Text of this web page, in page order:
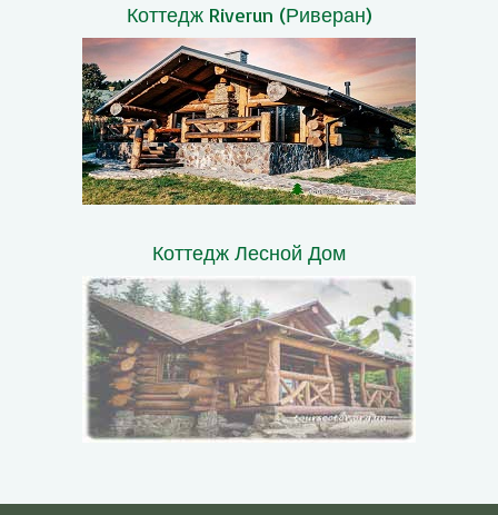
Коттедж Riverun (Риверан)
Коттедж Лесной Дом